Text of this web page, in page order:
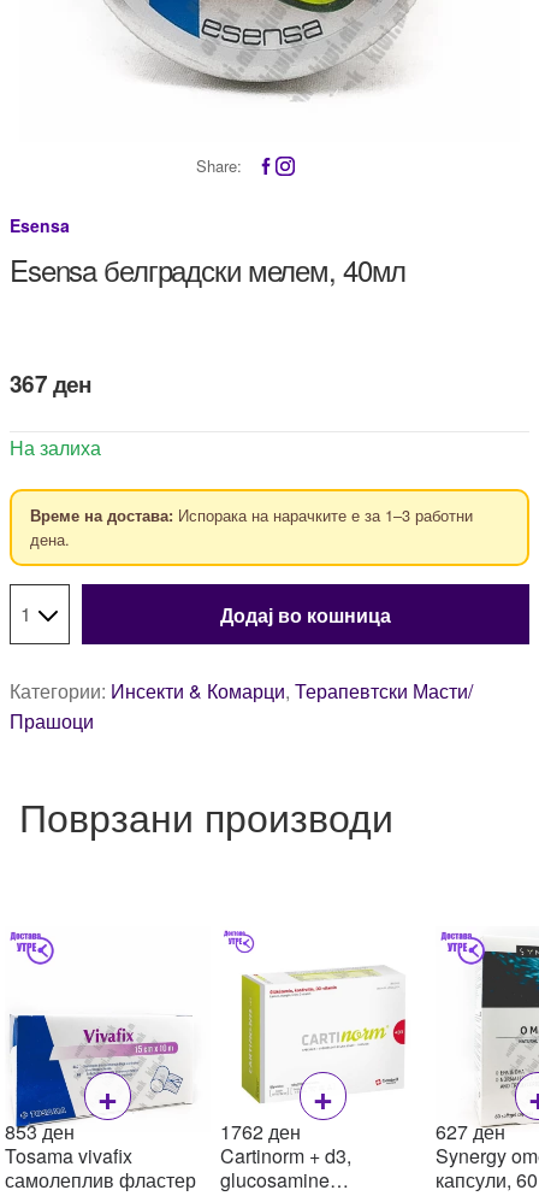
Share:
Esensa
Esensa белградски мелем, 40мл
367ден
На залиха
Време на достава: Испорака на нарачките е за 1–3 работни
дена.
Додај во кошница
Категории: Инсекти & Комарци, Терапевтски Масти/
Прашоци
Поврзани производи
+
853ден
Tosama vivafix
самолеплив фластер
+
1762ден
Cartinorm + d3,
glucosamine
627ден
Synergy
капсули, 60